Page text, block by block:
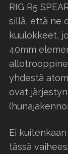
RIG R5
sillä, että ne
kuulokkeet,
40mm
yhdestä
ovat
Ei
tässä